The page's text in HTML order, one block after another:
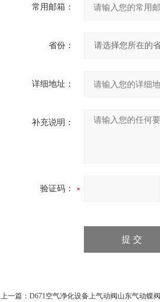
常用邮箱：
省份：
详细地址：
补充说明：
验证码：
上一篇： D671空气净化设备上气动阀山东气动蝶阀